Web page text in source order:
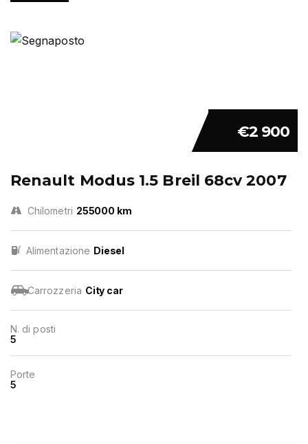
€2 900
Renault Modus 1.5 Breil 68cv 2007
Chilometri 255000 km
Alimentazione Diesel
Carrozzeria City car
N. di posti
5
Porte
5